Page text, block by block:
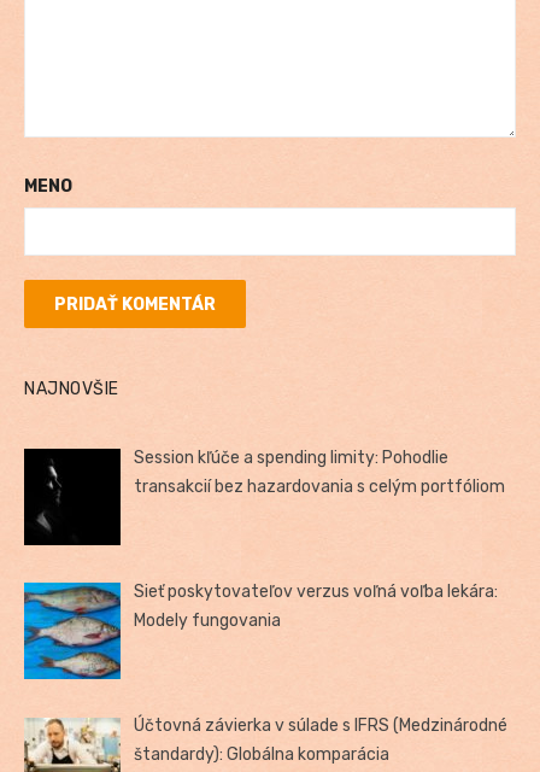
MENO
NAJNOVŠIE
Session kľúče a spending limity: Pohodlie
transakcií bez hazardovania s celým portfóliom
Sieť poskytovateľov verzus voľná voľba lekára:
Modely fungovania
Účtovná závierka v súlade s IFRS (Medzinárodné
štandardy): Globálna komparácia